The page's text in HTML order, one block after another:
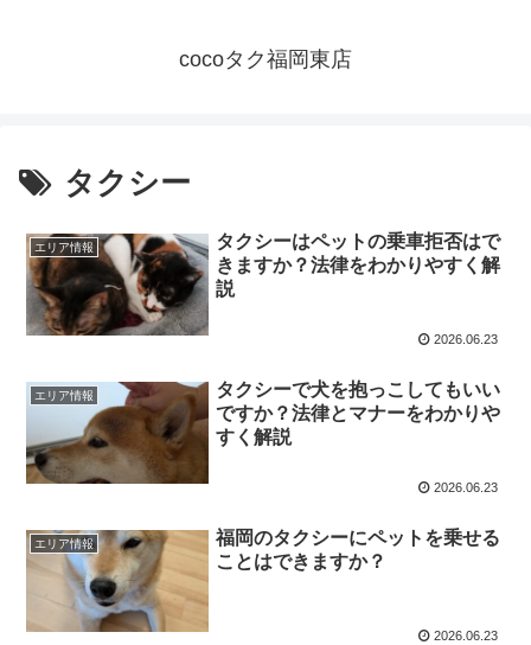
cocoタク福岡東店
タクシー
エリア情報
タクシーはペットの乗車拒否はで
きますか？法律をわかりやすく解
説
2026.06.23
エリア情報
タクシーで犬を抱っこしてもいい
ですか？法律とマナーをわかりや
すく解説
2026.06.23
エリア情報
福岡のタクシーにペットを乗せる
ことはできますか？
2026.06.23